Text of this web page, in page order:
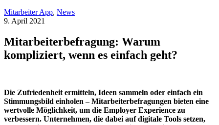
Mitarbeiter App, News
9. April 2021
Mitarbeiterbefragung: Warum
kompliziert, wenn es einfach geht?
Die Zufriedenheit ermitteln, Ideen sammeln oder einfach ein
Stimmungsbild einholen – Mitarbeiterbefragungen bieten eine
wertvolle Möglichkeit, um die Employer Experience zu
verbessern. Unternehmen, die dabei auf digitale Tools setzen,